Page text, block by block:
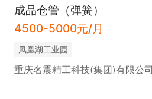
成品仓管（弹簧）
4500-5000元/月
凤凰湖工业园
重庆名震精工科技(集团)有限公司